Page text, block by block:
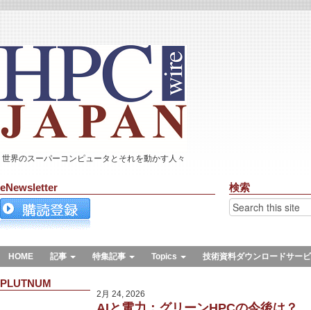
世界のスーパーコンピュータとそれを動かす人々
eNewsletter 検索
HOME 記事 特集記事 Topics 技術資料ダウンロードサー
PLUTNUM
2月 24, 2026